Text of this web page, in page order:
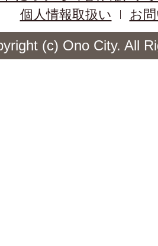
個人情報取扱い
お
(c) Ono City. All